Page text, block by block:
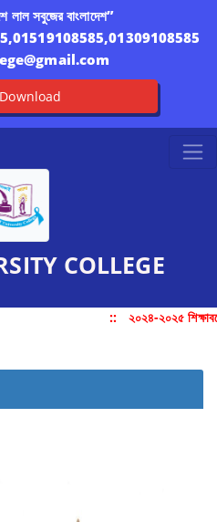
লাল সবুজের বাংলাদেশ”
COLLEGE
:: ২০২৪-২০২৫